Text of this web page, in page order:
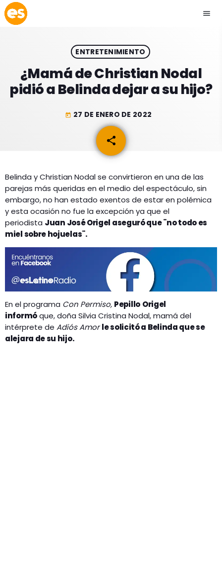
menu
EMISIÓN LA PAZ
play_arrow EMISIÓN COCHABAMBA
ACTUALIDAD
ESPECTÁCULOS
GEEKERS
ENTRETENIMIENTO
LOS + TOP
PROGRAMACIÓN
INICIO
RADIO SPLENDID
ENTRETENIMIENTO
¿Mamá de Christian Nodal
pidió a Belinda dejar a su hijo?
today 27 DE ENERO DE 2022
share
email
Belinda y Christian Nodal se convirtieron en una de las
parejas más queridas en el medio del espectáculo, sin
embargo, no han estado exentos de estar en polémica
y esta ocasión no fue la excepción ya que el
periodista Juan José Origel aseguró que ¨no todo es
miel sobre hojuelas¨.
En el programa Con Permiso, Pepillo Origel
informóque, doña Silvia Cristina Nodal, mamá del
intérprete de Adiós Amorle solicitó a Belinda que se
alejara de su hijo.